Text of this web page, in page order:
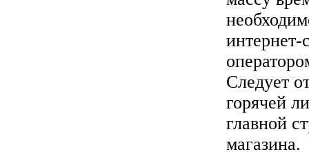
интернет-
Следует
горячей
главной
магазина.